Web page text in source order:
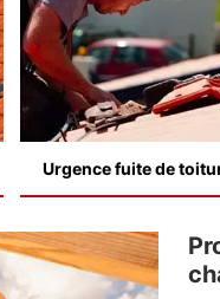
Urgence fuite de